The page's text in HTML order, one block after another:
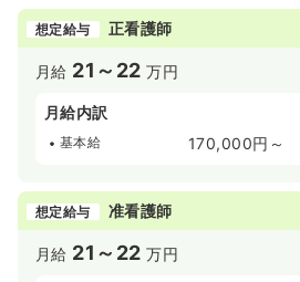
想定給与 正看護師
月給 21～22 万円
月給内訳
基本給 170,000円～
想定給与 准看護師
月給 21～22 万円